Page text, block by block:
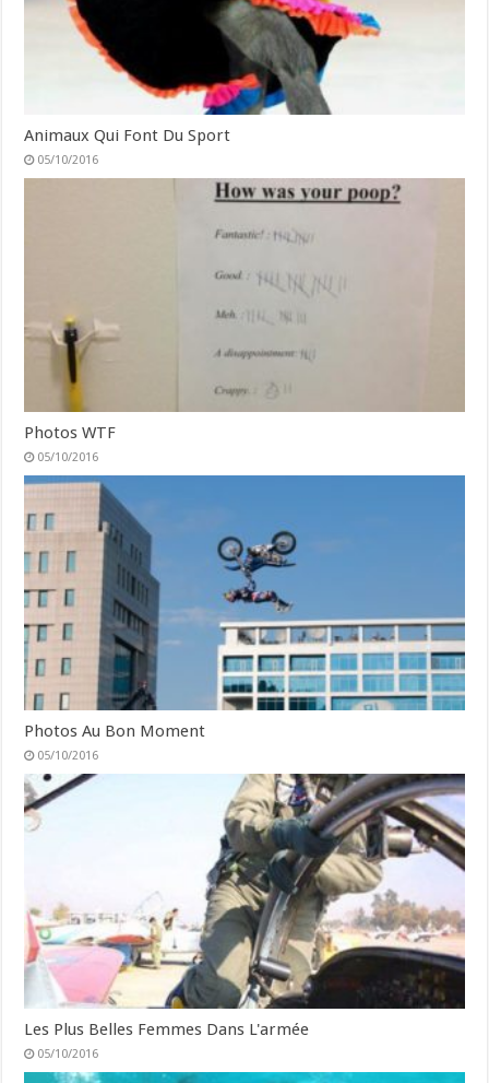
Animaux Qui Font Du Sport
05/10/2016
Photos WTF
05/10/2016
Photos Au Bon Moment
05/10/2016
Les Plus Belles Femmes Dans L'armée
05/10/2016